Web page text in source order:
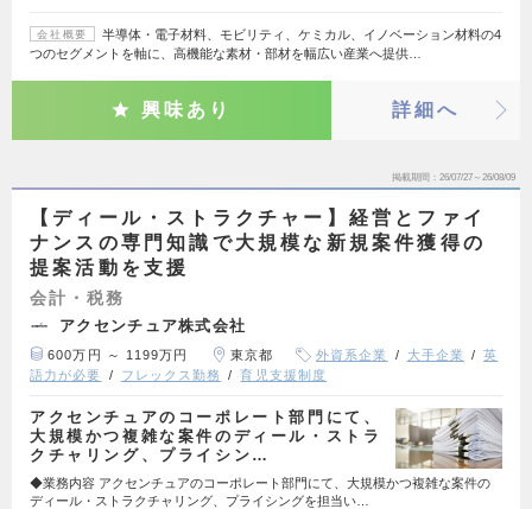
会社概要
半導体・電子材料、モビリティ、ケミカル、イノベーション材料の4
つのセグメントを軸に、高機能な素材・部材を幅広い産業へ提供…
興味あり 詳細へ
掲載期間 26/07/27～26/08/09
【ディール・ストラクチャー】経営とファイ
ナンスの専門知識で大規模な新規案件獲得の
提案活動を支援
会計・税務
アクセンチュア株式会社
600万円 ～ 1199万円 東京都 外資系企業 大手企業
英
語力が必要
フレックス勤務 育児支援制度
アクセンチュアのコーポレート部門にて、
大規模かつ複雑な案件のディール・ストラ
クチャリング、プライシン…
◆業務内容 アクセンチュアのコーポレート部門にて、大規模かつ複雑な案件の
ディール・ストラクチャリング、プライシングを担当い…